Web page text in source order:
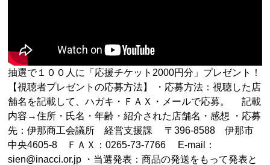
抽選で１００人に「応援チケット2000円分」プレゼント！
【視聴者プレゼントの応募方法】 ・応募方法：視聴した店
舗名を記載して、ハガキ・ＦＡＸ・メールで応募。 記載
内容→住所・氏名・年齢・紹介された店舗名・感想 ・応募
先：伊那商工会議所 経営支援課 〒396-8588 伊那市
中央4605-8 ＦＡＸ：0265-73-7766 E-mail：
sien@inacci.or.jp ・当選発表：商品の発送をもって発表と